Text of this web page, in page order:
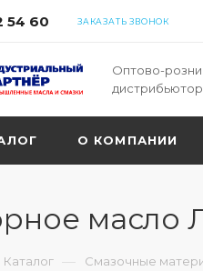
54 60 ЗАКАЗАТЬ ЗВОНОК
Оптово-
О КОМПАНИИ
масло
Каталог — Смазочные